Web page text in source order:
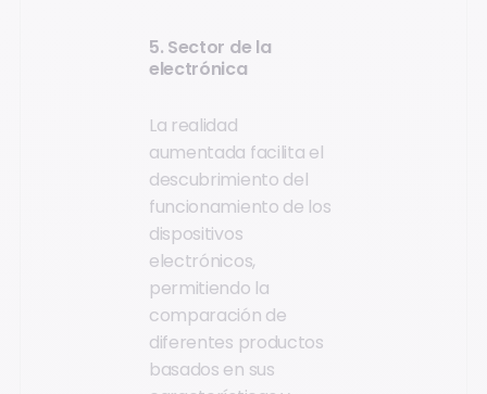
5. Sector de la
electrónica
La realidad
aumentada facilita el
descubrimiento del
funcionamiento de los
dispositivos
electrónicos,
permitiendo la
comparación de
diferentes productos
basados en sus